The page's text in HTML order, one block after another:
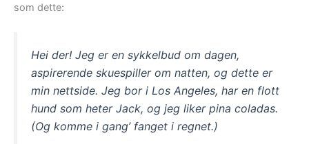
som dette:
Hei der! Jeg er en sykkelbud om dagen,
aspirerende skuespiller om natten, og dette er
min nettside. Jeg bor i Los Angeles, har en flott
hund som heter Jack, og jeg liker pina coladas.
(Og komme i gang’ fanget i regnet.)